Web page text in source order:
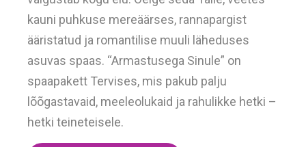
kauni puhkuse mereäärses, rannapargist
ääristatud ja romantilise muuli läheduses
asuvas spaas. “Armastusega Sinule” on
spaapakett Tervises, mis pakub palju
lõõgastavaid, meeleolukaid ja rahulikke hetki –
hetki teineteisele.